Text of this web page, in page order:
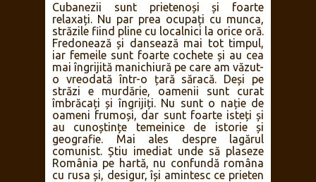
Cubanezii sunt prietenoși și foarte
relaxați. Nu par prea ocupați cu munca,
străzile fiind pline cu localnici la orice oră.
Fredonează și dansează mai tot timpul,
iar femeile sunt foarte cochete și au cea
mai îngrijită manichiură pe care am văzut-
o vreodată într-o țară săracă. Deși pe
străzi e murdărie, oamenii sunt curat
îmbrăcați și îngrijiți. Nu sunt o nație de
oameni frumoși, dar sunt foarte isteți și
au cunoștințe temeinice de istorie și
geografie. Mai ales despre lagărul
comunist. Știu imediat unde să plaseze
România pe hartă, nu confundă româna
cu rusa și, desigur, își amintesc ce prieten